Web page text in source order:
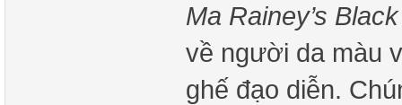
Ma Rainey’s
về người da màu
ghế đạo diễn.